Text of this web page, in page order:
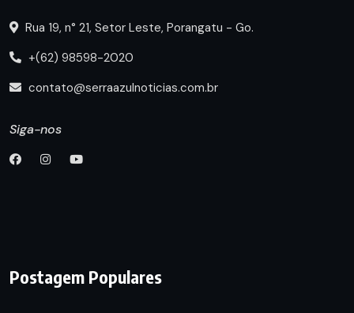
Rua 19, n° 21, Setor Leste, Porangatu - Go.
+(62) 98598-2020
contato@serraazulnoticias.com.br
Siga-nos
Postagem Populares